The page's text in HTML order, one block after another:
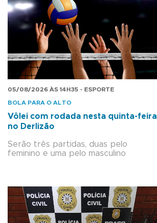
05/08/2026 ÀS 14H35 - ESPORTE
BOLA PARA O ALTO
Vôlei com rodada nesta quinta-feira
no Derlizão
Serão três partidas, duas pelo
feminino e uma pelo masculino